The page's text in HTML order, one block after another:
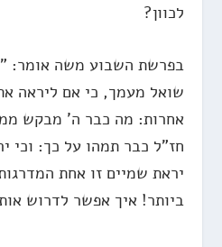
לכוון?
בפרשת השבוע משה אומר:
שואל מעמך, כי אם ליראה
אחרות: מה כבר ה' מבקש
חז"ל כבר תמהו על כך: וכי
יראת שמיים זו אחת
ביותר! איך אפשר לדרוש